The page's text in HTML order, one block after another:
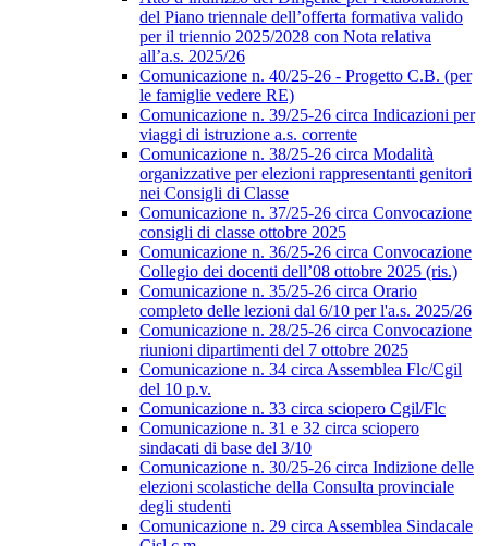
del Piano triennale dell’offerta formativa valido
per il triennio 2025/2028 con Nota relativa
all’a.s. 2025/26
Comunicazione n. 40/25-26 - Progetto C.B. (per
le famiglie vedere RE)
Comunicazione n. 39/25-26 circa Indicazioni per
viaggi di istruzione a.s. corrente
Comunicazione n. 38/25-26 circa Modalità
organizzative per elezioni rappresentanti genitori
nei Consigli di Classe
Comunicazione n. 37/25-26 circa Convocazione
consigli di classe ottobre 2025
Comunicazione n. 36/25-26 circa Convocazione
Collegio dei docenti dell’08 ottobre 2025 (ris.)
Comunicazione n. 35/25-26 circa Orario
completo delle lezioni dal 6/10 per l'a.s. 2025/26
Comunicazione n. 28/25-26 circa Convocazione
riunioni dipartimenti del 7 ottobre 2025
Comunicazione n. 34 circa Assemblea Flc/Cgil
del 10 p.v.
Comunicazione n. 33 circa sciopero Cgil/Flc
Comunicazione n. 31 e 32 circa sciopero
sindacati di base del 3/10
Comunicazione n. 30/25-26 circa Indizione delle
elezioni scolastiche della Consulta provinciale
degli studenti
Comunicazione n. 29 circa Assemblea Sindacale